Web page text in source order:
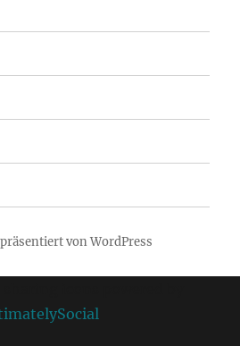
von WordPress